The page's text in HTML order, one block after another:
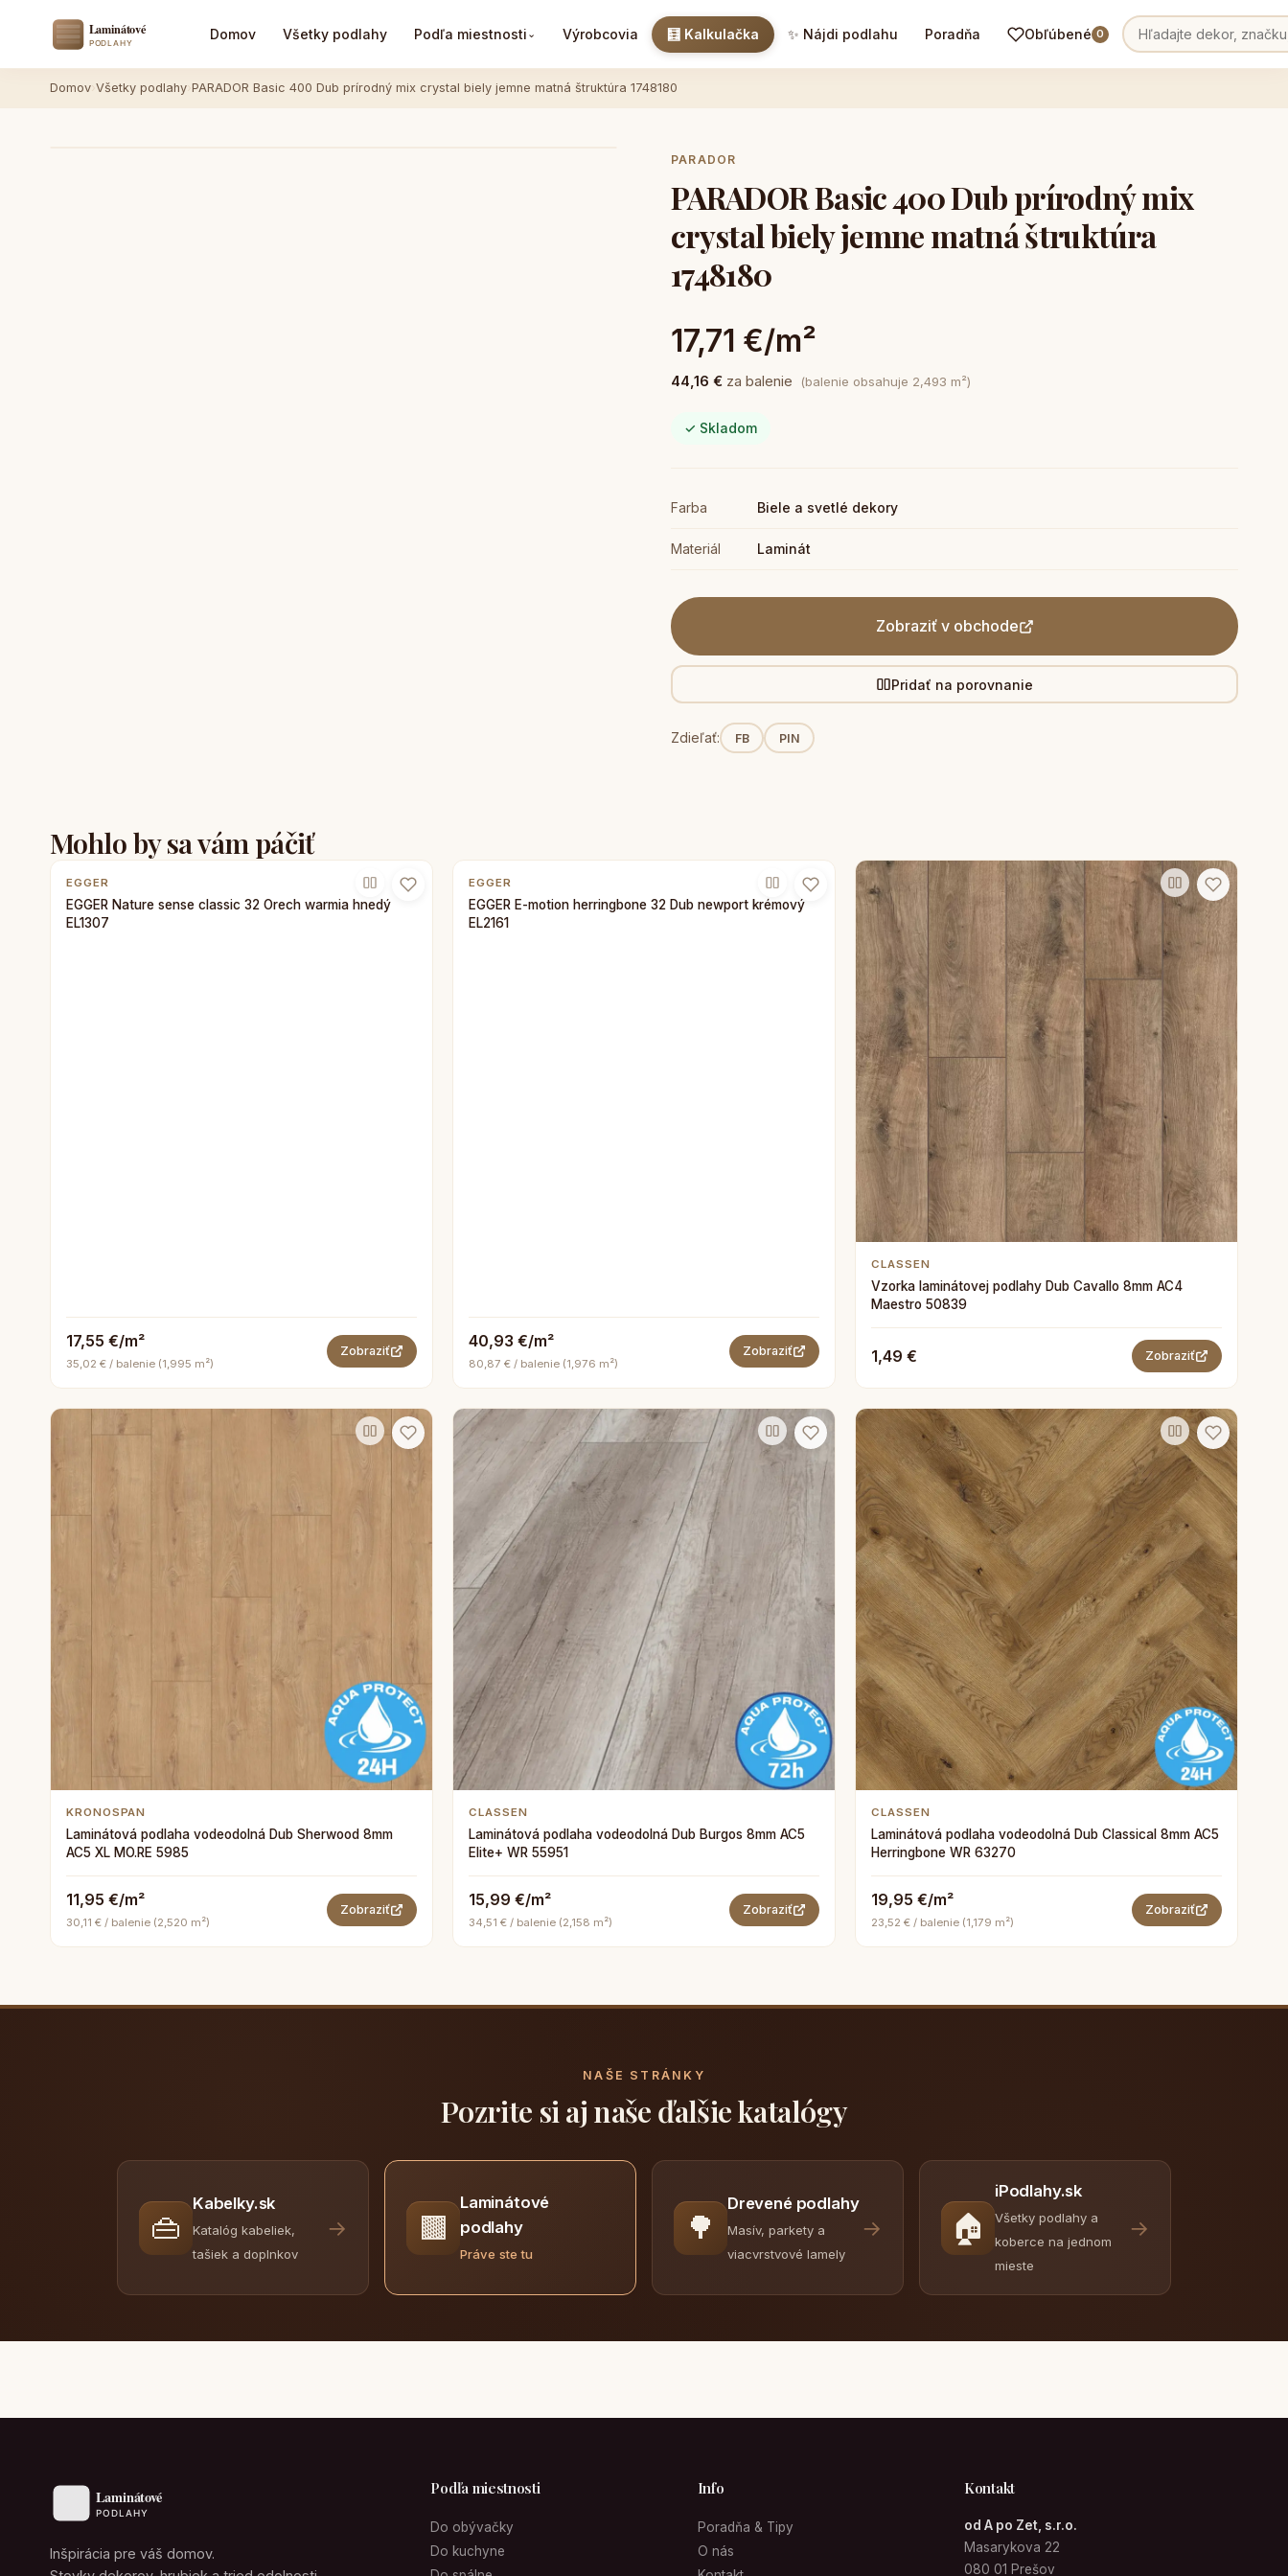
Domov Všetky podlahy Podľa miestnosti ⌄ Výrobcovia 🧮 Kalkulačka ✨ Nájdi podlahu Poradňa Obľúbené 0
Domov Všetky podlahy PARADOR Basic 400 Dub prírodný mix crystal biely jemne matná štruktúra 1748180
PARADOR
PARADOR Basic 400 Dub prírodný mix
crystal biely jemne matná štruktúra
1748180
17,71 €/m²
44,16 € za balenie (balenie obsahuje 2,493 m²)
✓ Skladom
Farba Biele a svetlé dekory
Materiál Laminát
Zobraziť v obchode
Pridať na porovnanie
Zdieľať: FB PIN
Mohlo by sa vám páčiť
EGGER
EGGER Nature sense classic 32 Orech warmia hnedý
EL1307
17,55 €/m²
35,02 € / balenie (1,995 m²)
Zobraziť
EGGER
EGGER E-motion herringbone 32 Dub newport krémový
EL2161
40,93 €/m²
80,87 € / balenie (1,976 m²)
Zobraziť
CLASSEN
Vzorka laminátovej podlahy Dub Cavallo 8mm AC4
Maestro 50839
1,49 € Zobraziť
KRONOSPAN
Laminátová podlaha vodeodolná Dub Sherwood 8mm
AC5 XL MO.RE 5985
11,95 €/m²
30,11 € / balenie (2,520 m²)
Zobraziť
CLASSEN
Laminátová podlaha vodeodolná Dub Burgos 8mm AC5
Elite+ WR 55951
15,99 €/m²
34,51 € / balenie (2,158 m²)
Zobraziť
CLASSEN
Laminátová podlaha vodeodolná Dub Classical 8mm AC5
Herringbone WR 63270
19,95 €/m²
23,52 € / balenie (1,179 m²)
Zobraziť
NAŠE STRÁNKY
Pozrite si aj naše ďalšie katalógy
👜
Kabelky.sk
Katalóg kabeliek,
tašiek a doplnkov
→ 🟫
Laminátové
podlahy
Práve ste tu
🌳
Drevené podlahy
Masív, parkety a
viacvrstvové lamely
→ 🏠
iPodlahy.sk
Všetky podlahy a
koberce na jednom
mieste
→
Inšpirácia pre váš domov.
Podľa miestnosti
Do obývačky
Do kuchyne
Info
Poradňa & Tipy
O nás
Kontakt
od A po Zet, s.r.o.
Masarykova 22
080 01 Prešov